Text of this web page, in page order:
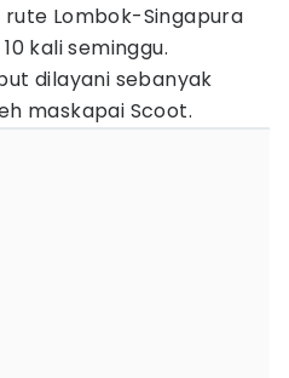
Lombok-Singapura
kali seminggu.
dilayani sebanyak
maskapai Scoot.